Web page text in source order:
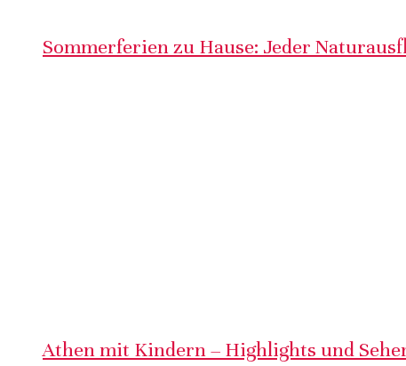
Sommerferien zu Hause: Jeder
Athen mit Kindern – Highlights und